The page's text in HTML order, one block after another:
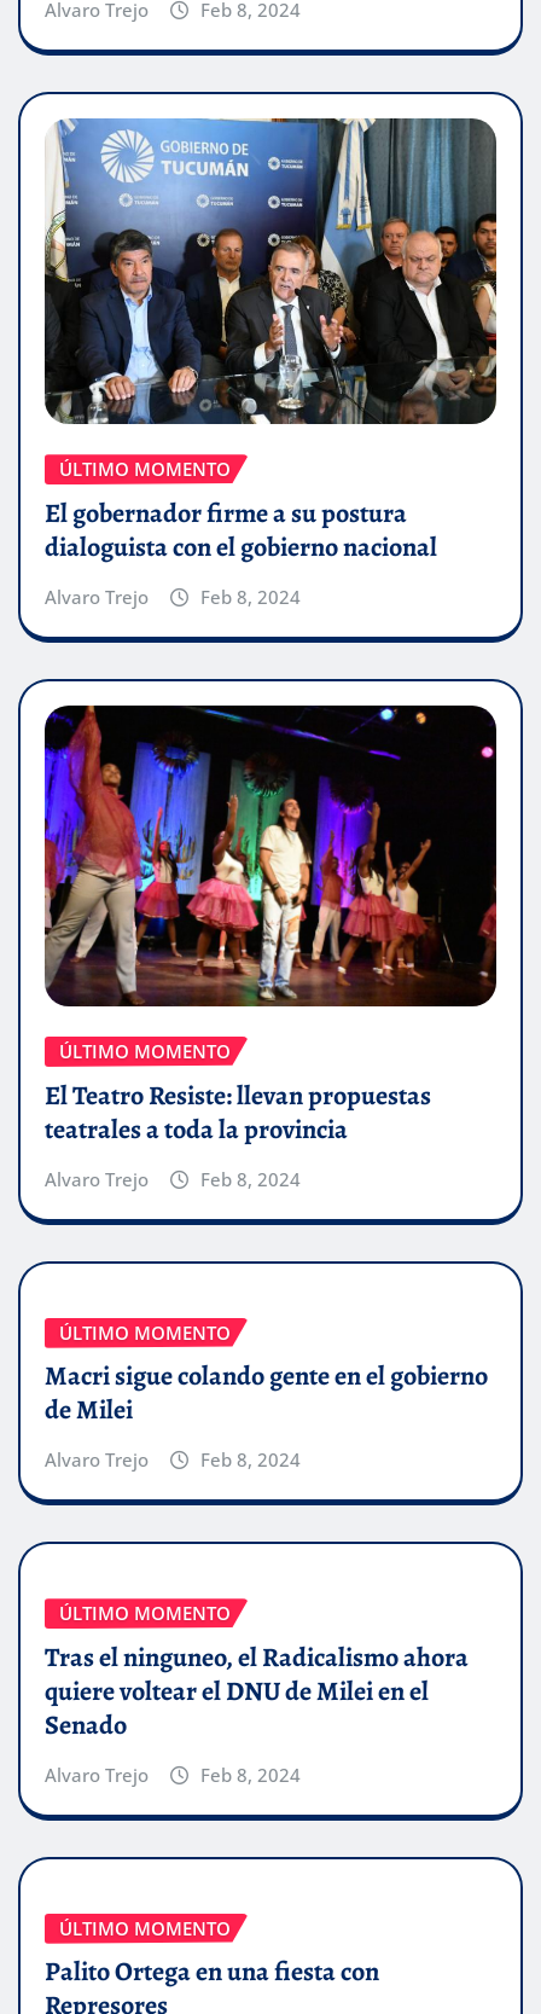
Alvaro Trejo Feb 8, 2024
ÚLTIMO MOMENTO
El gobernador firme a su postura
dialoguista con el gobierno nacional
Alvaro Trejo Feb 8, 2024
ÚLTIMO MOMENTO
El Teatro Resiste: llevan propuestas
teatrales a toda la provincia
Alvaro Trejo Feb 8, 2024
ÚLTIMO MOMENTO
Macri sigue colando gente en el gobierno
de Milei
Alvaro Trejo Feb 8, 2024
ÚLTIMO MOMENTO
Tras el ninguneo, el Radicalismo ahora
quiere voltear el DNU de Milei en el
Senado
Alvaro Trejo Feb 8, 2024
ÚLTIMO MOMENTO
Palito Ortega en una fiesta con
Represores